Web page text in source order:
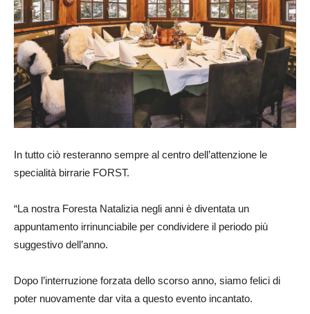
In tutto ciò resteranno sempre al centro dell’attenzione le
specialità birrarie FORST.
“La nostra Foresta Natalizia negli anni è diventata un
appuntamento irrinunciabile per condividere il periodo più
suggestivo dell’anno.
Dopo l’interruzione forzata dello scorso anno, siamo felici di
poter nuovamente dar vita a questo evento incantato.